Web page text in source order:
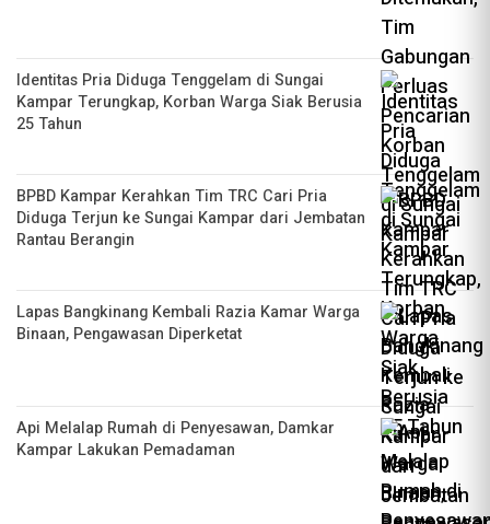
Identitas Pria Diduga Tenggelam di Sungai
Kampar Terungkap, Korban Warga Siak Berusia
25 Tahun
BPBD Kampar Kerahkan Tim TRC Cari Pria
Diduga Terjun ke Sungai Kampar dari Jembatan
Rantau Berangin
Lapas Bangkinang Kembali Razia Kamar Warga
Binaan, Pengawasan Diperketat
Api Melalap Rumah di Penyesawan, Damkar
Kampar Lakukan Pemadaman